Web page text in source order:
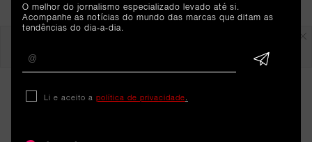
O melhor do jornalismo especializado levado até si.
Acompanhe as notícias do mundo das marcas que ditam as
tendências do dia-a-dia.
Li e aceito a política de privacidade